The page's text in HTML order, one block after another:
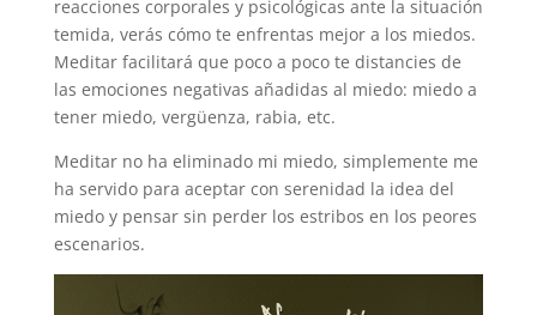
reacciones corporales y psicológicas ante la situación
temida, verás cómo te enfrentas mejor a los miedos.
Meditar facilitará que poco a poco te distancies de
las emociones negativas añadidas al miedo: miedo a
tener miedo, vergüenza, rabia, etc.
Meditar no ha eliminado mi miedo, simplemente me
ha servido para aceptar con serenidad la idea del
miedo y pensar sin perder los estribos en los peores
escenarios.